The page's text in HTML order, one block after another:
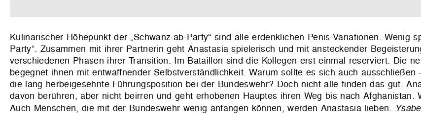
Kulinarischer Höhepunkt der „Schwanz-ab-Party“ sind alle erdenklichen Penis-Variationen. Wenig
Party“. Zusammen mit ihrer Partnerin geht Anastasia spielerisch und mit ansteckender
verschiedenen Phasen ihrer Transition. Im Bataillon sind die Kollegen erst einmal reserviert. Die
begegnet ihnen mit entwaffnender Selbstverständlichkeit. Warum sollte es sich auch ausschließen
die lang herbeigesehnte Führungsposition bei der Bundeswehr? Doch nicht alle finden das gut.
davon berühren, aber nicht beirren und geht erhobenen Hauptes ihren Weg bis nach Afghanistan.
Auch Menschen, die mit der Bundeswehr wenig anfangen können, werden Anastasia lieben.